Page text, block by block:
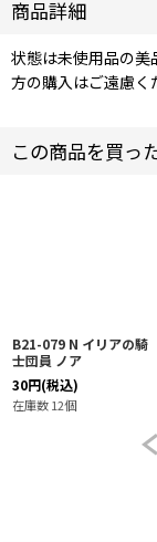
商品詳細
状態は未使用品の美
方の購入はご遠慮く
この商品を買っ
B21-079 N イリアの騎
士団員 ノア
30円(税込)
在庫数 12個